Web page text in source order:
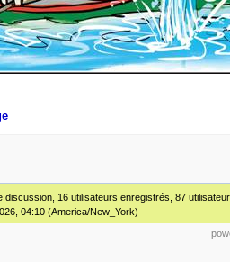
discussion, 16 utilisateurs enregistrés, 87
04:10 (America/New_York)